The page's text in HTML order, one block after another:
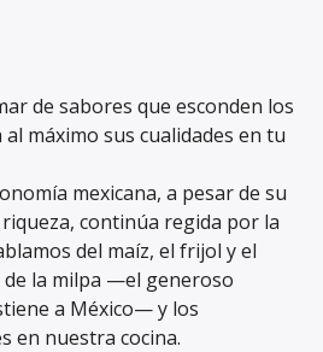
de sabores que esconden los
máximo sus cualidades en tu
mexicana, a pesar de su
continúa regida por la
del maíz, el frijol y el
de la milpa —el generoso
a México— y los
en nuestra cocina.